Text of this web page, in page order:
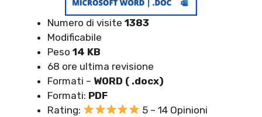
Numero di visite 1383
Modificabile
Peso 14 KB
68 ore ultima revisione
Formati – WORD ( .docx)
Formati: PDF
Rating:
5 – 14 Opinioni